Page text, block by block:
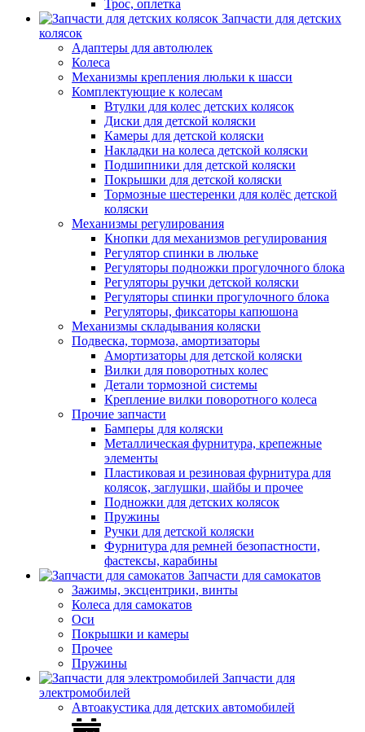
Трос, оплетка
Запчасти для детских
колясок
Адаптеры для автолюлек
Колеса
Механизмы крепления люльки к шасси
Комплектующие к колесам
Втулки для колес детских колясок
Диски для детской коляски
Камеры для детской коляски
Накладки на колеса детской коляски
Подшипники для детской коляски
Покрышки для детской коляски
Тормозные шестеренки для колёс детской
коляски
Механизмы регулирования
Кнопки для механизмов регулирования
Регулятор спинки в люльке
Регуляторы подножки прогулочного блока
Регуляторы ручки детской коляски
Регуляторы спинки прогулочного блока
Регуляторы, фиксаторы капюшона
Механизмы складывания коляски
Подвеска, тормоза, амортизаторы
Амортизаторы для детской коляски
Вилки для поворотных колес
Детали тормозной системы
Крепление вилки поворотного колеса
Прочие запчасти
Бамперы для коляски
Металлическая фурнитура, крепежные
элементы
Пластиковая и резиновая фурнитура для
колясок, заглушки, шайбы и прочее
Подножки для детских колясок
Пружины
Ручки для детской коляски
Фурнитура для ремней безопастности,
фастексы, карабины
Запчасти для самокатов
Зажимы, эксцентрики, винты
Колеса для самокатов
Оси
Покрышки и камеры
Прочее
Пружины
Запчасти для
электромобилей
Автоакустика для детских автомобилей